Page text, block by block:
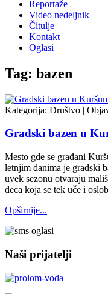
Reportaže
Video nedeljnik
Čitulje
Kontakt
Oglasi
Tag: bazen
Kategorija: Društvo |
Gradski bazen u
Mesto gde se građani
letnjim danima je gradski
uvek sezonu otvaraju
deca koja se tek uče i
Opširnije...
Naši prijatelji